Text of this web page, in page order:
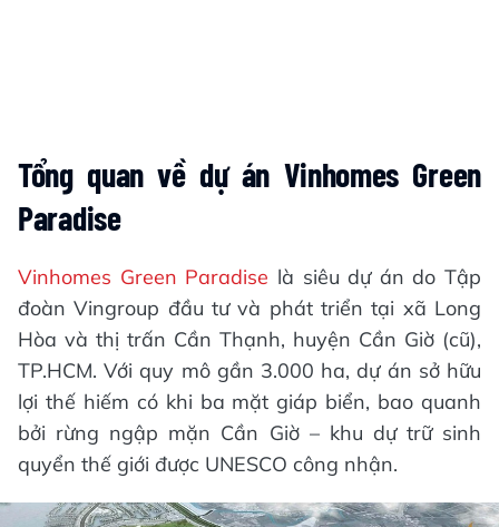
Tổng quan về dự án Vinhomes Green
Paradise
Vinhomes Green Paradise là siêu dự án do Tập
đoàn Vingroup đầu tư và phát triển tại xã Long
Hòa và thị trấn Cần Thạnh, huyện Cần Giờ (cũ),
TP.HCM. Với quy mô gần 3.000 ha, dự án sở hữu
lợi thế hiếm có khi ba mặt giáp biển, bao quanh
bởi rừng ngập mặn Cần Giờ – khu dự trữ sinh
quyển thế giới được UNESCO công nhận.